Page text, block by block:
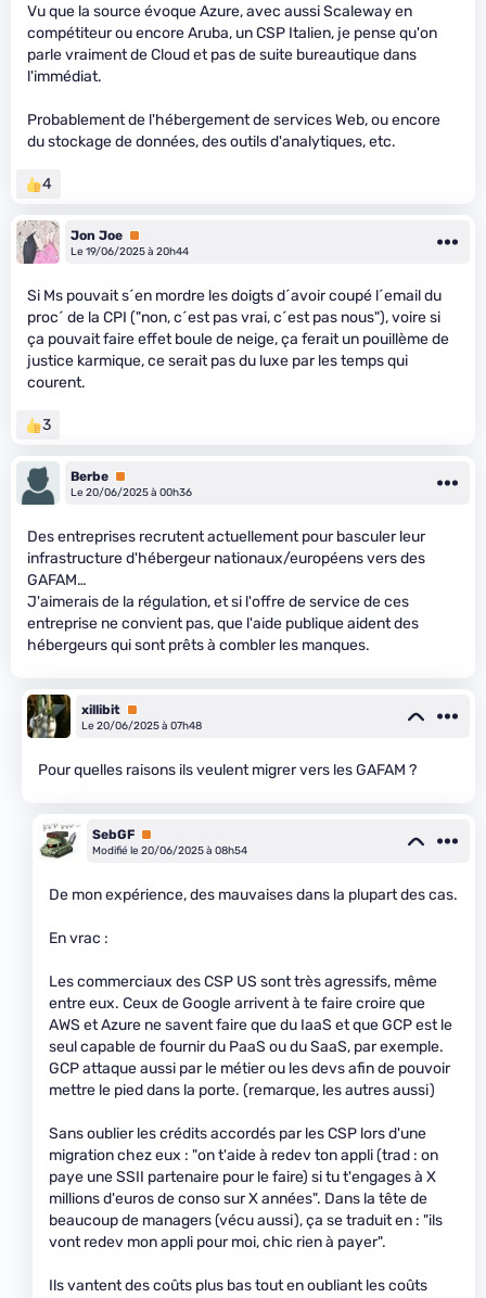
Vu que la source évoque Azure, avec aussi Scaleway en
compétiteur ou encore Aruba, un CSP Italien, je pense qu'on
parle vraiment de Cloud et pas de suite bureautique dans
l'immédiat.
Probablement de l'hébergement de services Web, ou encore
du stockage de données, des outils d'analytiques, etc.
4
Jon Joe Premium
Le 19/06/2025 à 20h44
Si Ms pouvait s´en mordre les doigts d´avoir coupé l´email du
proc´ de la CPI ("non, c´est pas vrai, c´est pas nous"), voire si
ça pouvait faire effet boule de neige, ça ferait un pouillème de
justice karmique, ce serait pas du luxe par les temps qui
courent.
3
Berbe Premium
Le 20/06/2025 à 00h36
Des entreprises recrutent actuellement pour basculer leur
infrastructure d'hébergeur nationaux/européens vers des
GAFAM…
J'aimerais de la régulation, et si l'offre de service de ces
entreprise ne convient pas, que l'aide publique aident des
hébergeurs qui sont prêts à combler les manques.
xillibit Premium
Le 20/06/2025 à 07h48
Pour quelles raisons ils veulent migrer vers les GAFAM ?
SebGF Premium
Modifié le 20/06/2025 à 08h54
De mon expérience, des mauvaises dans la plupart des cas.
En vrac :
Les commerciaux des CSP US sont très agressifs, même
entre eux. Ceux de Google arrivent à te faire croire que
AWS et Azure ne savent faire que du IaaS et que GCP est le
seul capable de fournir du PaaS ou du SaaS, par exemple.
GCP attaque aussi par le métier ou les devs afin de pouvoir
mettre le pied dans la porte. (remarque, les autres aussi)
Sans oublier les crédits accordés par les CSP lors d'une
migration chez eux : "on t'aide à redev ton appli (trad : on
paye une SSII partenaire pour le faire) si tu t'engages à X
millions d'euros de conso sur X années". Dans la tête de
beaucoup de managers (vécu aussi), ça se traduit en : "ils
vont redev mon appli pour moi, chic rien à payer".
Ils vantent des coûts plus bas tout en oubliant les coûts